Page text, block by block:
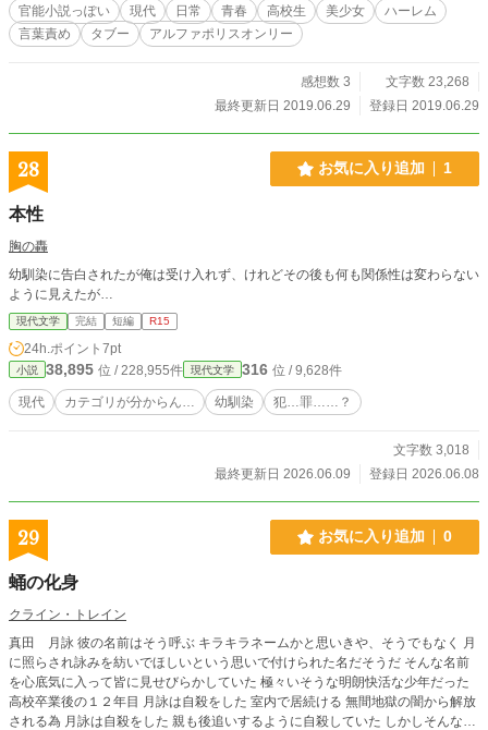
官能小説っぽい 現代 日常 青春 高校生 美少女
ハーレム
言葉責め
タブー アルファポリスオンリー
感想数 3
文字数 23,268
最終更新日 2019.06.29
登録日 2019.06.29
28 お気に入り追加 1
本性
胸の轟
幼馴染に告白されたが俺は受け入れず、けれどその後も何も関係性は変わらない
ように見えたが…
現代文学 完結 短編 R15
24h.ポイント 7pt
小説 38,895 位 / 228,955件 現代文学 316 位 / 9,628件
現代 カテゴリが分からん… 幼馴染 犯…罪……？
文字数 3,018
最終更新日 2026.06.09
登録日 2026.06.08
29 お気に入り追加 0
蛹の化身
クライン・トレイン
真田 月詠 彼の名前はそう呼ぶ キラキラネームかと思いきや、そうでもなく 月
に照らされ詠みを紡いでほしいという思いで付けられた名だそうだ そんな名前
を心底気に入って皆に見せびらかしていた 極々いそうな明朗快活な少年だった
高校卒業後の１２年目 月詠は自殺をした 室内で居続ける 無間地獄の闇から解放
される為 月詠は自殺をした 親も後追いするように自殺していた しかしそんな親